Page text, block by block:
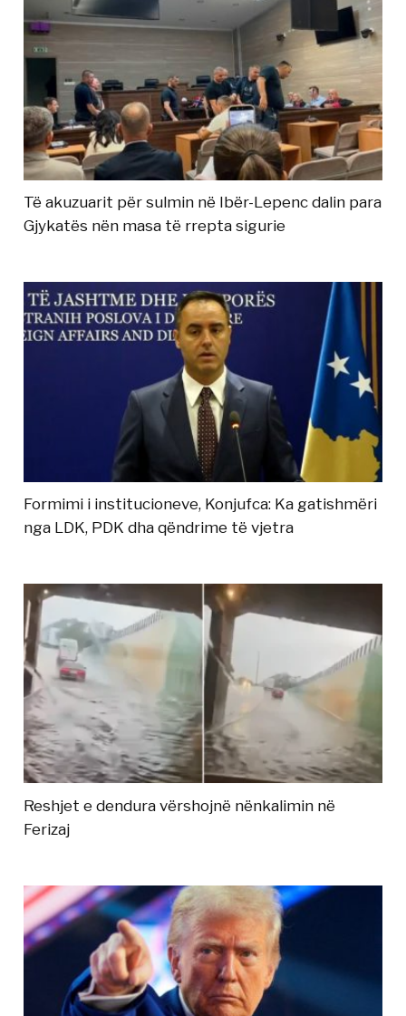
Të akuzuarit për sulmin në Ibër-Lepenc dalin para
Gjykatës nën masa të rrepta sigurie
Formimi i institucioneve, Konjufca: Ka gatishmëri
nga LDK, PDK dha qëndrime të vjetra
Reshjet e dendura vërshojnë nënkalimin në
Ferizaj